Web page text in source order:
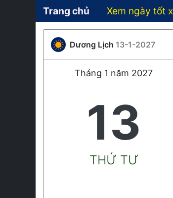
Trang chủ Xem ngày tốt
Dương Lịch 13-1-2027
Tháng 1 năm 2027
13
THỨ TƯ